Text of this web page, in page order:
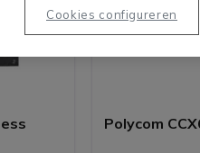
Polycom
Cookies configureren